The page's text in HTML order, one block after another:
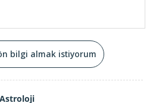
bilgi almak istiyorum
Astroloji